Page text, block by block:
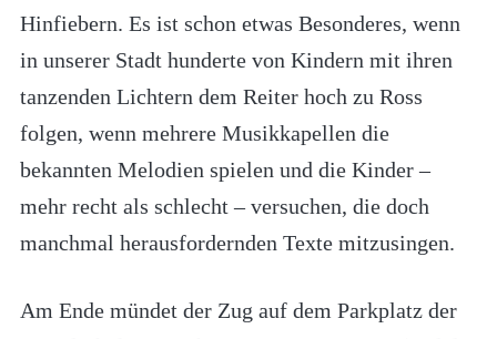
Hinfiebern. Es ist schon etwas Besonderes, wenn
in unserer Stadt hunderte von Kindern mit ihren
tanzenden Lichtern dem Reiter hoch zu Ross
folgen, wenn mehrere Musikkapellen die
bekannten Melodien spielen und die Kinder –
mehr recht als schlecht – versuchen, die doch
manchmal herausfordernden Texte mitzusingen.
Am Ende mündet der Zug auf dem Parkplatz der